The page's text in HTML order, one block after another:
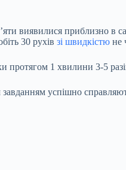
виявилися приблизно в
30 рухів зі швидкістю не
протягом 1 хвилини 3-5
успішно